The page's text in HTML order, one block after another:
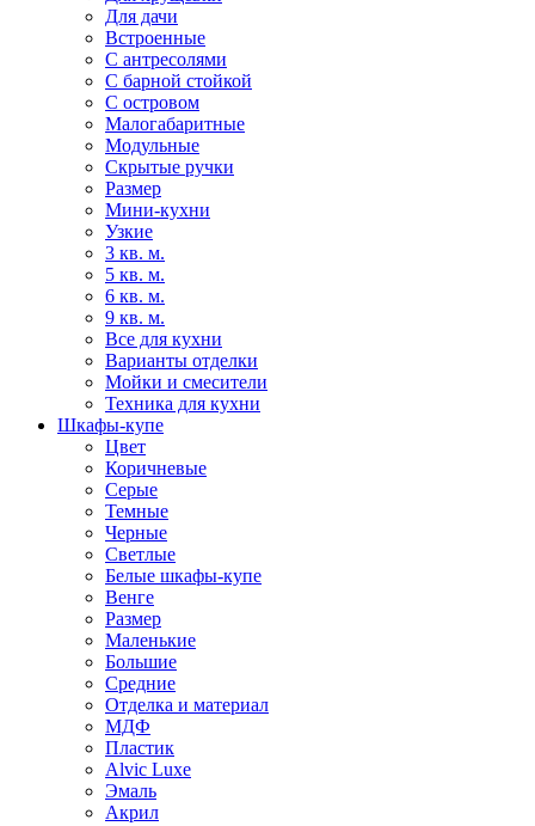
Для дачи
Встроенные
С антресолями
С барной стойкой
С островом
Малогабаритные
Модульные
Скрытые ручки
Размер
Мини-кухни
Узкие
3 кв. м.
5 кв. м.
6 кв. м.
9 кв. м.
Все для кухни
Варианты отделки
Мойки и смесители
Техника для кухни
Шкафы-купе
Цвет
Коричневые
Серые
Темные
Черные
Светлые
Белые шкафы-купе
Венге
Размер
Маленькие
Большие
Средние
Отделка и материал
МДФ
Пластик
Alvic Luxe
Эмаль
Акрил